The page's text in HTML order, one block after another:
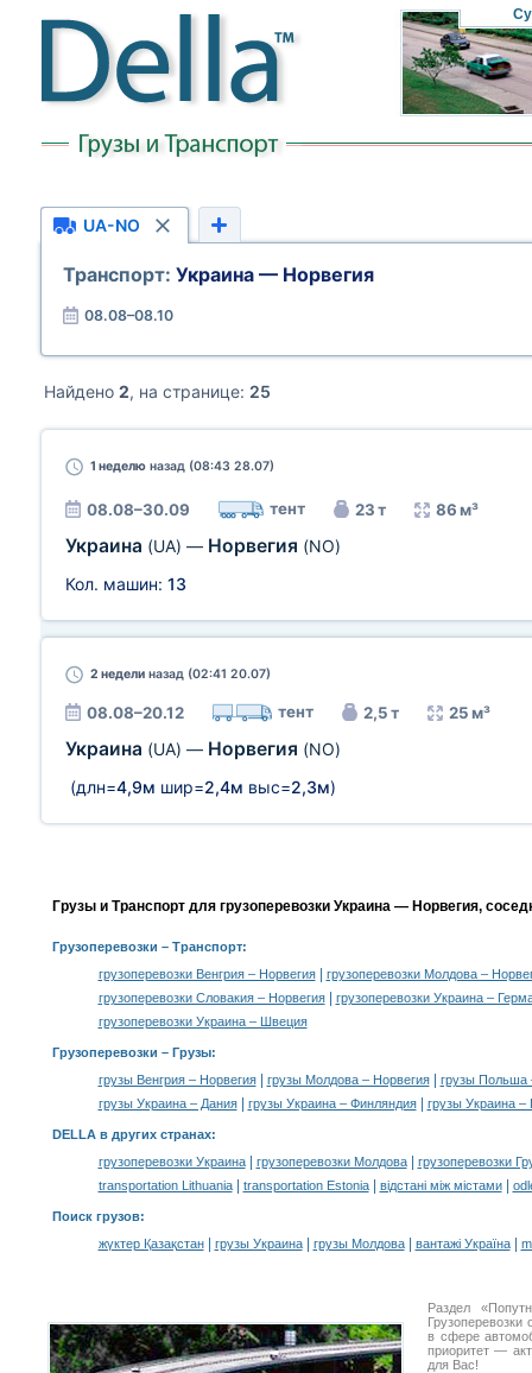
UA-NO
Транспорт: Украина — Норвегия
08.08–08.10
Найдено 2, на странице: 25
1 неделю назад (08:43 28.07)
08.08–30.09 тент 23 т 86 м³
Украина (UA) — Норвегия (NO)
Кол. машин: 13
2 недели назад (02:41 20.07)
08.08–20.12 тент 2,5 т 25 м³
Украина (UA) — Норвегия (NO)
(длн=4,9м шир=2,4м выс=2,3м)
Грузы и Транспорт для грузоперевозки Украина — Норвегия,
Грузоперевозки – Транспорт:
грузоперевозки Венгрия – Норвегия|
грузоперевозки Молдова –
грузоперевозки Словакия – Норвегия|
грузоперевозки Украина –
грузоперевозки Украина – Швеция
Грузоперевозки – Грузы:
грузы Венгрия – Норвегия| грузы Молдова – Норвегия|
грузы Польша
грузы Украина – Дания| грузы Украина – Финляндия| грузы Украина
DELLA в других странах:
грузоперевозки Украина| грузоперевозки Молдова|
грузоперевозки
transportation Lithuania| transportation Estonia| відстані між містами|
Поиск грузов:
жүктер Қазақстан| грузы Украина| грузы Молдова| вантажі Україна|
Раздел
в сфере
приоритет —
для Вас!